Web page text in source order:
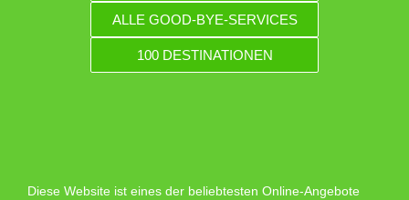
ALLE GOOD-BYE-SERVICES
100 DESTINATIONEN
Diese Website ist eines der beliebtesten Online-Angebote